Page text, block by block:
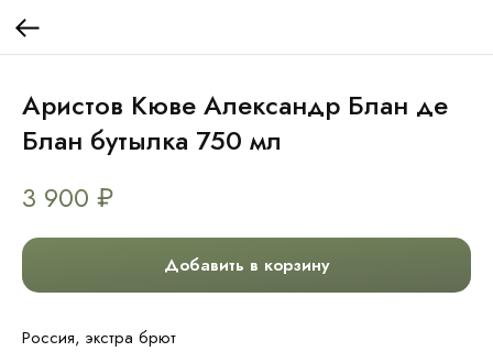
Аристов Кюве Александр Блан де
Блан бутылка 750 мл
3 900 ₽
Добавить в корзину
Россия, экстра брют